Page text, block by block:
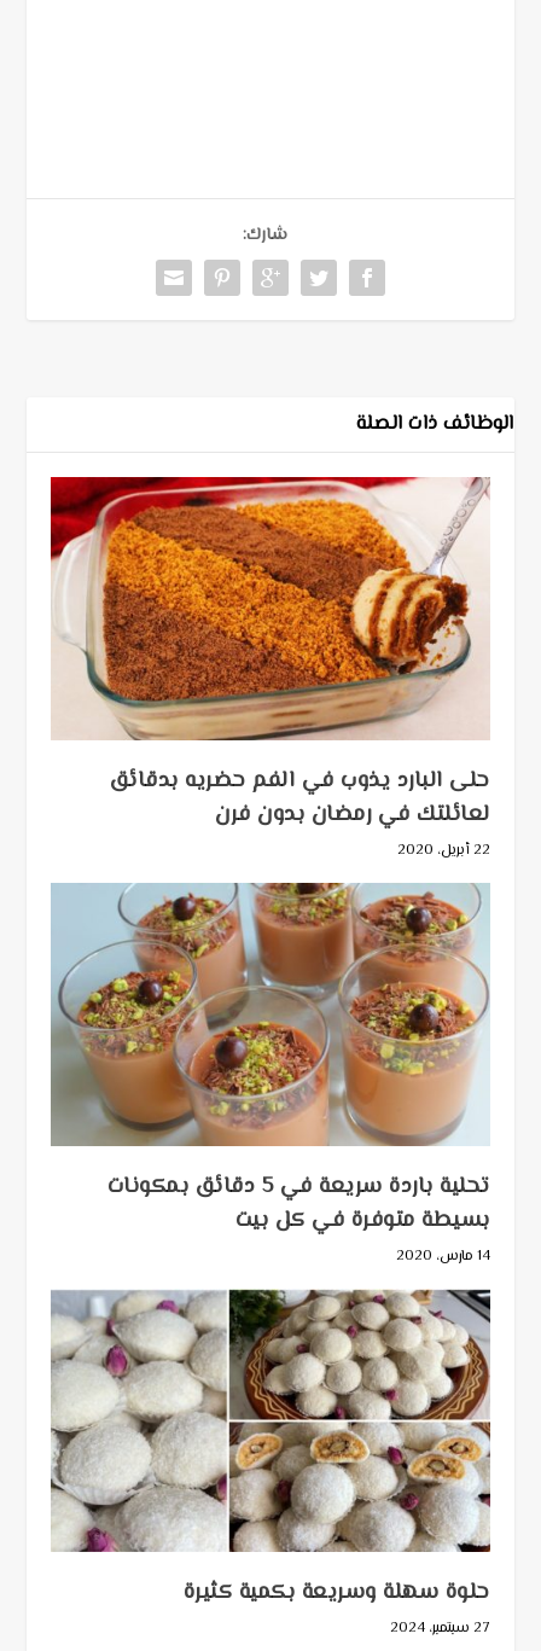
شارك:
الوظائف ذات الصلة
حلى البارد يذوب في الفم حضريه بدقائق
لعائلتك في رمضان بدون فرن
22 أبريل، 2020
تحلية باردة سريعة في 5 دقائق بمكونات
بسيطة متوفرة في كل بيت
14 مارس، 2020
حلوة سهلة وسريعة بكمية كثيرة
27 سبتمبر، 2024